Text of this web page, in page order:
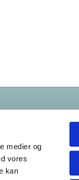
medier og
vores
kan